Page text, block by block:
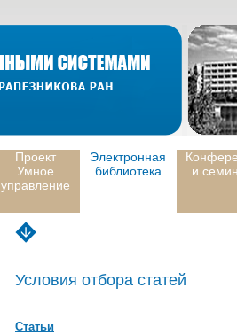
Проект
Умное
управление
Электронная
библиотека
и
Условия отбора статей
Статьи